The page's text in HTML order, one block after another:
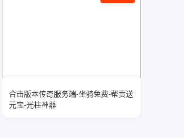
合击版本传奇服务端-坐骑免费-帮贡送
元宝-光柱神器